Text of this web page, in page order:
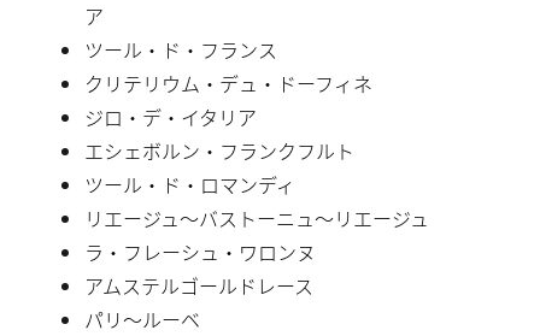
ア
ツール・ド・フランス
クリテリウム・デュ・ドーフィネ
ジロ・デ・イタリア
エシェボルン・フランクフルト
ツール・ド・ロマンディ
リエージュ〜バストーニュ〜リエージュ
ラ・フレーシュ・ワロンヌ
アムステルゴールドレース
パリ〜ルーベ